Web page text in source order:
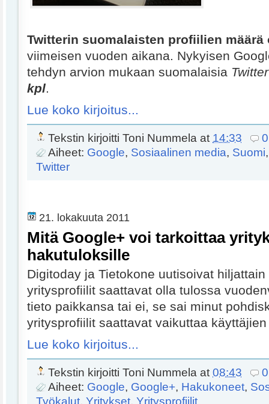
Twitterin suomalaisten profiilien
viimeisen vuoden aikana. Nykyisen
tehdyn arvion mukaan suomalaisia
kpl.
Lue koko kirjoitus...
Tekstin kirjoitti Toni Nummela at 14:33
Aiheet: Google, Sosiaalinen media, Suomi
Twitter
21. lokakuuta 2011
Mitä Google+ voi tarkoittaa
hakutuloksille
Digitoday ja Tietokone uutisoivat
yritysprofiilit saattavat olla tulossa
tieto paikkansa tai ei, se sai minut
yritysprofiilit saattavat vaikuttaa
Lue koko kirjoitus...
Tekstin kirjoitti Toni Nummela at 08:43
Aiheet: Google, Google+, Hakukoneet,
Työkalut, Yritykset, Yritysprofiilit